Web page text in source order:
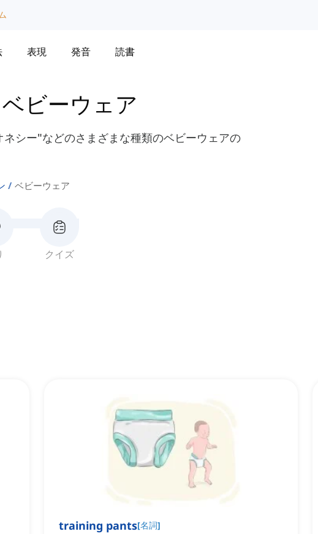
表現 発音 読書
ベビーウェア
シー"などのさまざまな種類のベビーウェアの
ベビーウェア
クイズ
training pants[名詞]